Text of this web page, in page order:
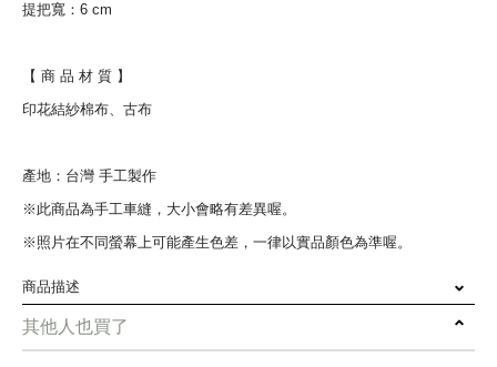
提把寬：6 cm
【 商 品 材 質 】
印花結紗棉布、古布
產地：台灣 手工製作
※此商品為手工車縫，大小會略有差異喔。
※照片在不同螢幕上可能產生色差，一律以實品顏色為準喔。
商品描述
白胖的蓮藕，意味着新的一年好事能成雙
其他人也買了